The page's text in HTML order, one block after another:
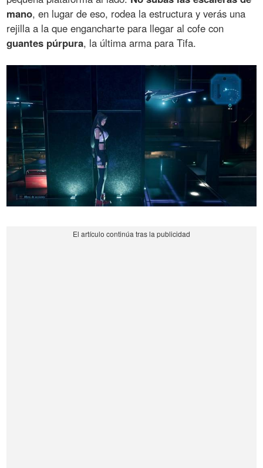
mano, en lugar de eso, rodea la estructura y verás una
rejilla a la que engancharte para llegar al cofe con
guantes púrpura, la última arma para Tifa.